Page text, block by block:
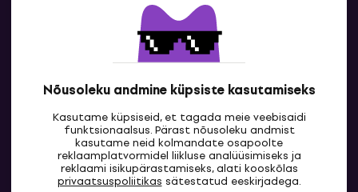
Nõusoleku andmine küpsiste kasutamiseks
Kasutame küpsiseid, et tagada meie veebisaidi
funktsionaalsus. Pärast nõusoleku andmist
kasutame neid kolmandate osapoolte
reklaamplatvormidel liikluse analüüsimiseks ja
reklaami isikupärastamiseks, alati kooskõlas
privaatsuspoliitikas sätestatud eeskirjadega.
Kontaktandmed
EE